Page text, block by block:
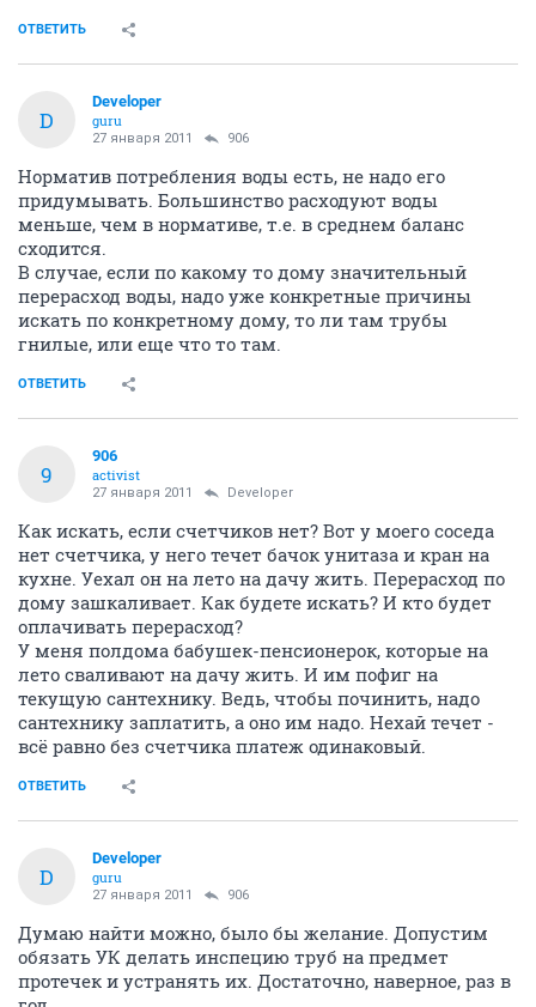
ОТВЕТИТЬ
D
Developer
guru
27 января 2011 906
Норматив потребления воды есть, не надо его
придумывать. Большинство расходуют воды
меньше, чем в нормативе, т.е. в среднем баланс
сходится.
В случае, если по какому то дому значительный
перерасход воды, надо уже конкретные причины
искать по конкретному дому, то ли там трубы
гнилые, или еще что то там.
ОТВЕТИТЬ
9
906
activist
27 января 2011 Developer
Как искать, если счетчиков нет? Вот у моего соседа
нет счетчика, у него течет бачок унитаза и кран на
кухне. Уехал он на лето на дачу жить. Перерасход по
дому зашкаливает. Как будете искать? И кто будет
оплачивать перерасход?
У меня полдома бабушек-пенсионерок, которые на
лето сваливают на дачу жить. И им пофиг на
текущую сантехнику. Ведь, чтобы починить, надо
сантехнику заплатить, а оно им надо. Нехай течет -
всё равно без счетчика платеж одинаковый.
ОТВЕТИТЬ
D
Developer
guru
27 января 2011 906
Думаю найти можно, было бы желание. Допустим
обязать УК делать инспецию труб на предмет
протечек и устранять их. Достаточно, наверное, раз в